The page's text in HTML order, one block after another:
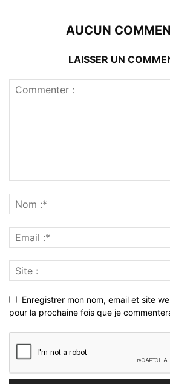
AUCUN
LAISSER UN
Enregistrer mon nom, email et site
pour la prochaine fois que je